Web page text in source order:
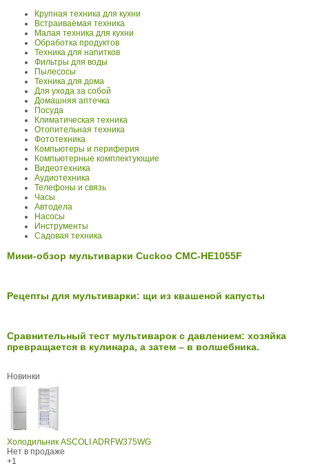
Крупная техника для кухни
Встраиваемая техника
Малая техника для кухни
Обработка продуктов
Техника для напитков
Фильтры для воды
Пылесосы
Техника для дома
Для ухода за собой
Домашняя аптечка
Посуда
Климатическая техника
Отопительная техника
Фототехника
Компьютеры и периферия
Компьютерные комплектующие
Видеотехника
Аудиотехника
Телефоны и связь
Часы
Автодела
Насосы
Инструменты
Садовая техника
Мини-обзор мультиварки Cuckoo CMC-HE1055F
Рецепты для мультиварки: щи из квашеной капусты
Сравнительный тест мультиварок с давлением: хозяйка
превращается в кулинара, а затем – в волшебника.
Новинки
Холодильник ASCOLI ADRFW375WG
Нет в продаже
+1